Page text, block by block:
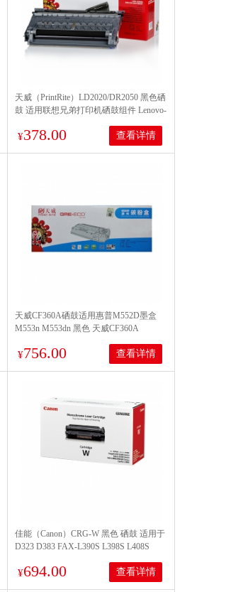
天威（PrintRite）LD2020/DR2050 黑色硒
鼓 适用联想兄弟打印机硒鼓组件 Lenovo-
2030/2040/2035/2045/2070N/2460 Lenovo
LJ2000/7020机型 打印量12000页
¥378.00 查看详情
天威CF360A硒鼓适用惠普M552D墨盒
M553n M553dn 黑色 天威CF360A
¥756.00 查看详情
佳能（Canon）CRG-W 黑色 硒鼓 适用于
D323 D383 FAX-L390S L398S L408S
¥694.00 查看详情